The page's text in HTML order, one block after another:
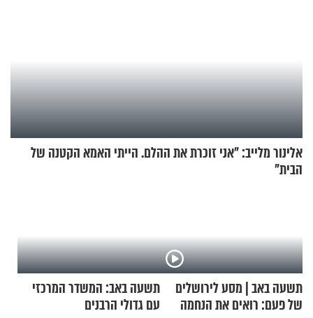
אלינור מלייב: "אני זוכרת את ההלם. הייתי האמא הקטנה של
הבית"
תשעה באב | מסע לירושלים
של פעם: רואים את הנחמה
תשעה באב: המשדר המרכזי
עם גדולי הרבנים